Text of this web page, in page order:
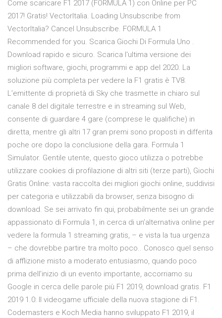
Come scaricare F1 2017 (FORMULA 1) con Online per PC
2017! Gratis! VectorItalia. Loading Unsubscribe from
VectorItalia? Cancel Unsubscribe. FORMULA 1
Recommended for you. Scarica Giochi Di Formula Uno .
Download rapido e sicuro. Scarica l'ultima versione dei
migliori software, giochi, programmi e app del 2020. La
soluzione più completa per vedere la F1 gratis è TV8.
L’emittente di proprietà di Sky che trasmette in chiaro sul
canale 8 del digitale terrestre e in streaming sul Web,
consente di guardare 4 gare (comprese le qualifiche) in
diretta, mentre gli altri 17 gran premi sono proposti in differita
poche ore dopo la conclusione della gara. Formula 1
Simulator. Gentile utente, questo gioco utilizza o potrebbe
utilizzare cookies di profilazione di altri siti (terze parti), Giochi
Gratis Online: vasta raccolta dei migliori giochi online, suddivisi
per categoria e utilizzabili da browser, senza bisogno di
download. Se sei arrivato fin qui, probabilmente sei un grande
appassionato di Formula 1, in cerca di un’alternativa online per
vedere la formula 1 streaming gratis, – e vista la tua urgenza
– che dovrebbe partire tra molto poco.. Conosco quel senso
di afflizione misto a moderato entusiasmo, quando poco
prima dell’inizio di un evento importante, accorriamo su
Google in cerca delle parole più F1 2019, download gratis. F1
2019 1.0: Il videogame ufficiale della nuova stagione di F1.
Codemasters e Koch Media hanno sviluppato F1 2019, il